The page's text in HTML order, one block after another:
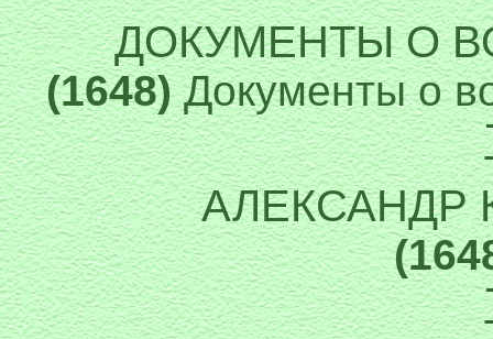
ДОКУМЕНТЫ О
(1648) Документы о
АЛЕКСАНДР